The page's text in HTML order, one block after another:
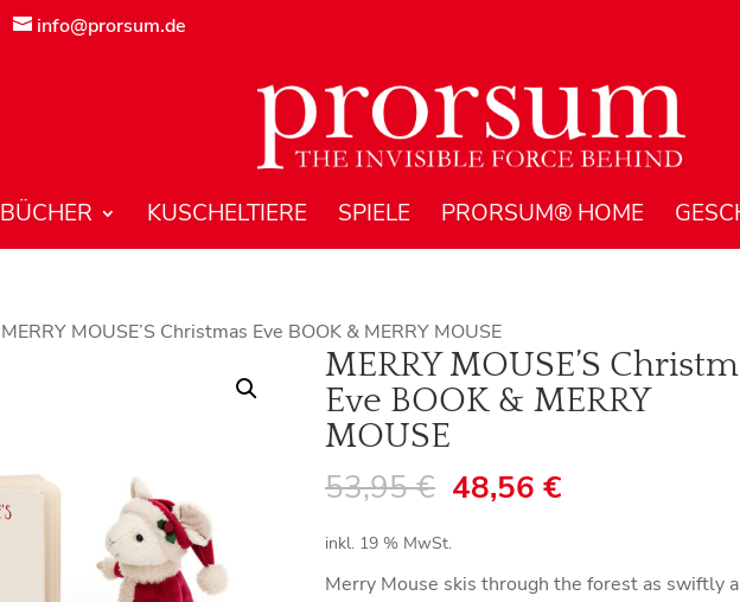
info@prorsum.de
BÜCHER KUSCHELTIERE SPIELE PRORSUM® HOME
MERRY MOUSE’S Christmas Eve BOOK & MERRY MOUSE
MERRY MOUSE’S
Eve BOOK & MERRY
MOUSE
53,95€ 48,56€
inkl. 19 % MwSt.
Merry Mouse skis through the forest as swiftly